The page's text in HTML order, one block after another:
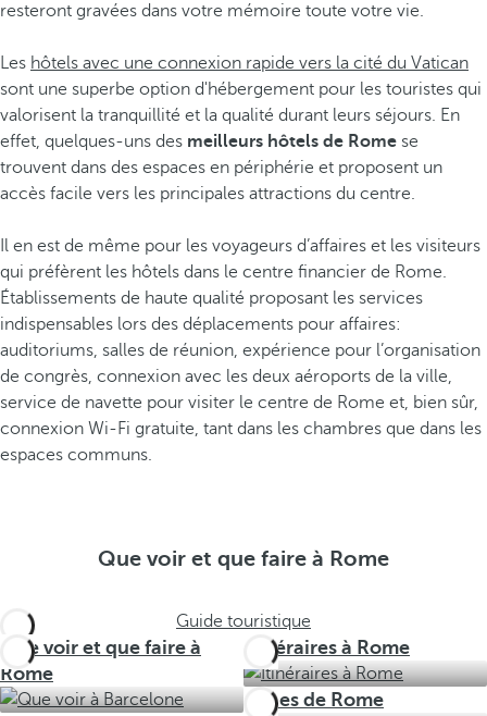
resteront gravées dans votre mémoire toute votre vie.
Les hôtels avec une connexion rapide vers la cité du Vatican
sont une superbe option d'hébergement pour les touristes qui
valorisent la tranquillité et la qualité durant leurs séjours. En
effet, quelques-uns des meilleurs hôtels de Rome se
trouvent dans des espaces en périphérie et proposent un
accès facile vers les principales attractions du centre.
Il en est de même pour les voyageurs d’affaires et les visiteurs
qui préfèrent les hôtels dans le centre financier de Rome.
Établissements de haute qualité proposant les services
indispensables lors des déplacements pour affaires:
auditoriums, salles de réunion, expérience pour l’organisation
de congrès, connexion avec les deux aéroports de la ville,
service de navette pour visiter le centre de Rome et, bien sûr,
connexion Wi-Fi gratuite, tant dans les chambres que dans les
espaces communs.
Que voir et que faire à Rome
Guide touristique
Que voir et que faire à
Rome
Itinéraires à Rome
Zones de Rome